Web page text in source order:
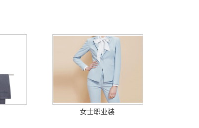
女士职业装